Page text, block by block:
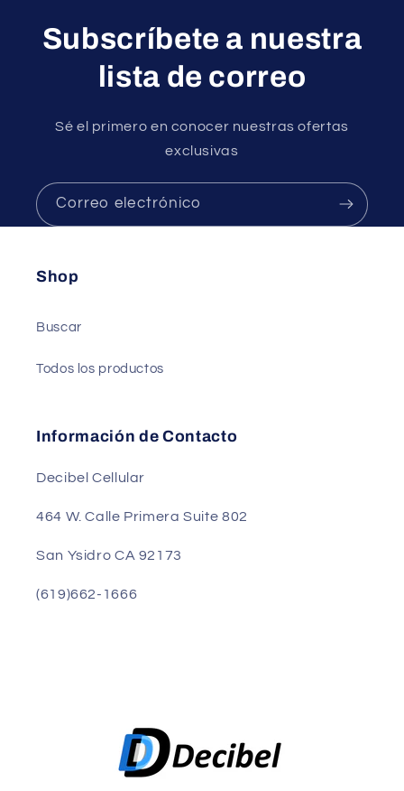
Subscríbete a nuestra
lista de correo
Sé el primero en conocer nuestras ofertas
exclusivas
Correo electrónico
Shop
Buscar
Todos los productos
Información de Contacto
Decibel Cellular
464 W. Calle Primera Suite 802
San Ysidro CA 92173
(619)662-1666